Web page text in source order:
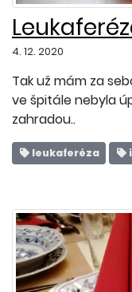
4. 12. 2020
Tak už mám za
ve špitále nebyla
zahradou..
leukaferéza